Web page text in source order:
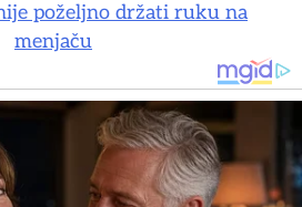
poželjno držati ruku na
menjaču